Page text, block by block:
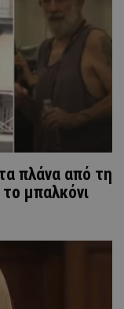
πλάνα από τη
μπαλκόνι